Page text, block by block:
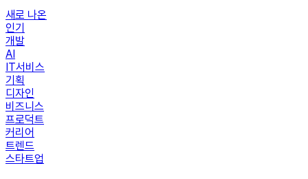
새로 나온
인기
개발
AI
IT서비스
기획
디자인
비즈니스
프로덕트
커리어
트렌드
스타트업